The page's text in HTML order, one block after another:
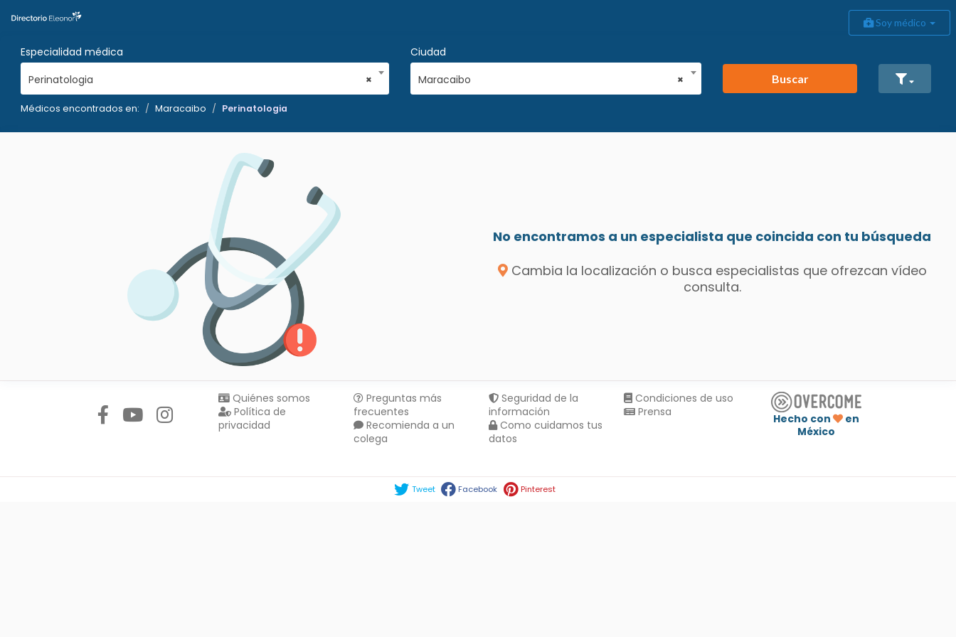
Soy médico
Especialidad médica
×
Perinatologia
Ciudad
×
Maracaibo Buscar
Médicos encontrados en: Maracaibo Perinatologia
No encontramos a un especialista que coincida con tu búsqueda
Cambia la localización o busca especialistas que ofrezcan vídeo
consulta.
Quiénes somos
Política de
privacidad
Preguntas más
frecuentes
Recomienda a un
colega
Seguridad de la
información
Como cuidamos tus
datos
Condiciones de uso
Prensa
Hecho con
en
México
Tweet Facebook Pinterest